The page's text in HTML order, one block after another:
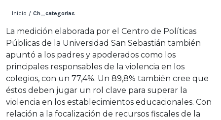
Inicio / Ch_categorias
La medición elaborada por el Centro de Políticas
Públicas de la Universidad San Sebastián también
apuntó a los padres y apoderados como los
principales responsables de la violencia en los
colegios, con un 77,4%. Un 89,8% también cree que
éstos deben jugar un rol clave para superar la
violencia en los establecimientos educacionales. Con
relación a la focalización de recursos fiscales de la